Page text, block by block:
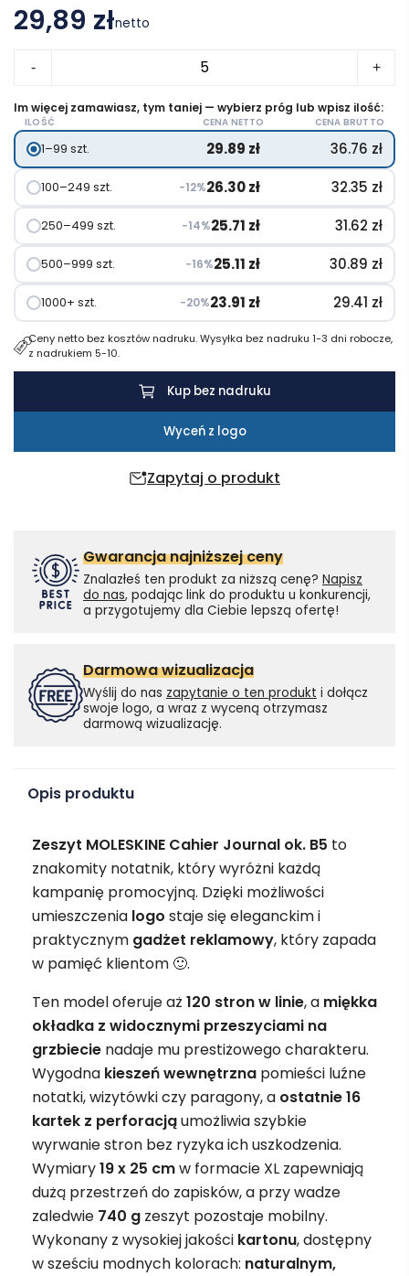
29,89 złnetto
-
MOLESKINE
Cahier
Journal
ok.
B5
+
Zapytaj o produkt
Im więcej zamawiasz, tym taniej — wybierz próg lub wpisz ilość:
ILOŚĆ CENA NETTO CENA BRUTTO
1–99 szt. 29.89 zł 36.76 zł
100–249 szt. −12%26.30zł 32.35 zł
250–499 szt. −14%25.71 zł 31.62 zł
500–999 szt. −16%25.11 zł 30.89 zł
1000+ szt. −20%23.91 zł 29.41 zł
Ceny netto bez kosztów nadruku. Wysyłka bez nadruku 1-3 dni robocze,
z nadrukiem 5-10.
Kup bez nadruku
Wyceń z logo
Gwarancja najniższej ceny
Znalazłeś ten produkt za niższą cenę? Napisz
do nas, podając link do produktu u konkurencji,
a przygotujemy dla Ciebie lepszą ofertę!
Darmowa wizualizacja
Wyślij do nas zapytanie o ten produkt i dołącz
swoje logo, a wraz z wyceną otrzymasz
darmową wizualizację.
Opis produktu
Zeszyt MOLESKINE Cahier Journal ok. B5 to
znakomity notatnik, który wyróżni każdą
kampanię promocyjną. Dzięki możliwości
umieszczenia logo staje się eleganckim i
praktycznym gadżet reklamowy, który zapada
w pamięć klientom 🙂.
Ten model oferuje aż 120 stron w linie, a miękka
okładka z widocznymi przeszyciami na
grzbiecie nadaje mu prestiżowego charakteru.
Wygodna kieszeń wewnętrzna pomieści luźne
notatki, wizytówki czy paragony, a ostatnie 16
kartek z perforacjąumożliwia szybkie
wyrwanie stron bez ryzyka ich uszkodzenia.
Wymiary19 x 25 cmw formacie XL zapewniają
dużą przestrzeń do zapisków, a przy wadze
zaledwie 740 g zeszyt pozostaje mobilny.
Wykonany z wysokiej jakości kartonu, dostępny
w sześciu modnych kolorach: naturalnym,